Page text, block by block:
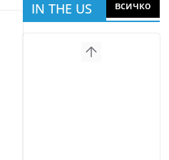
IN THE US
всичко